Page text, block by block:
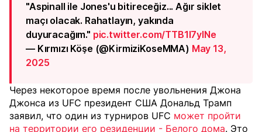
"Aspinall ile Jones'u bitireceğiz... Ağır siklet
maçı olacak. Rahatlayın, yakında
duyuracağım." pic.twitter.com/TTB1I7ylNe
— Kırmızı Köşe (@KirmiziKoseMMA) May 13,
2025
Через некоторое время после увольнения Джона
Джонса из UFC президент США Дональд Трамп
заявил, что один из турниров UFC может пройти
на территории его резиденции - Белого дома. Это